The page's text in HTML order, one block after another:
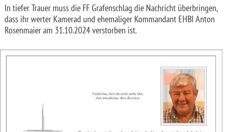
In tiefer Trauer muss die FF Grafenschlag die Nachricht überbringen,
dass ihr werter Kamerad und ehemaliger Kommandant EHBI Anton
Rosenmaier am 31.10.2024 verstorben ist.